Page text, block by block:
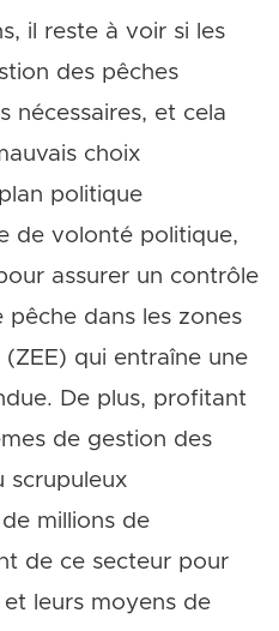
il reste à voir si les
des pêches
nécessaires, et cela
choix
politique
de volonté politique,
assurer un contrôle
dans les zones
qui entraîne une
De plus, profitant
de gestion des
scrupuleux
millions de
de ce secteur pour
et leurs moyens de